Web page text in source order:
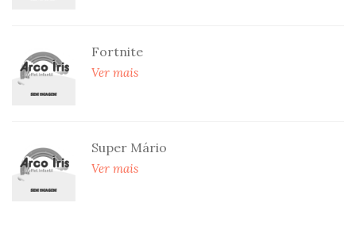
Fortnite
Ver mais
Super Mário
Ver mais